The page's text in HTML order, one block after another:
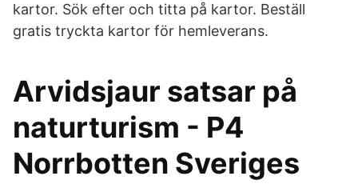
kartor. Sök efter och titta på kartor. Beställ
gratis tryckta kartor för hemleverans.
Arvidsjaur satsar på
naturturism - P4
Norrbotten Sveriges